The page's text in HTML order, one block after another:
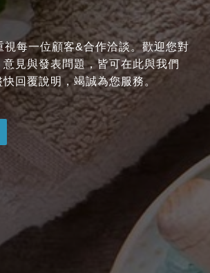
每一位顧客&合作洽談。歡迎您對
見與發表問題，皆可在此與我們
回覆說明，竭誠為您服務。